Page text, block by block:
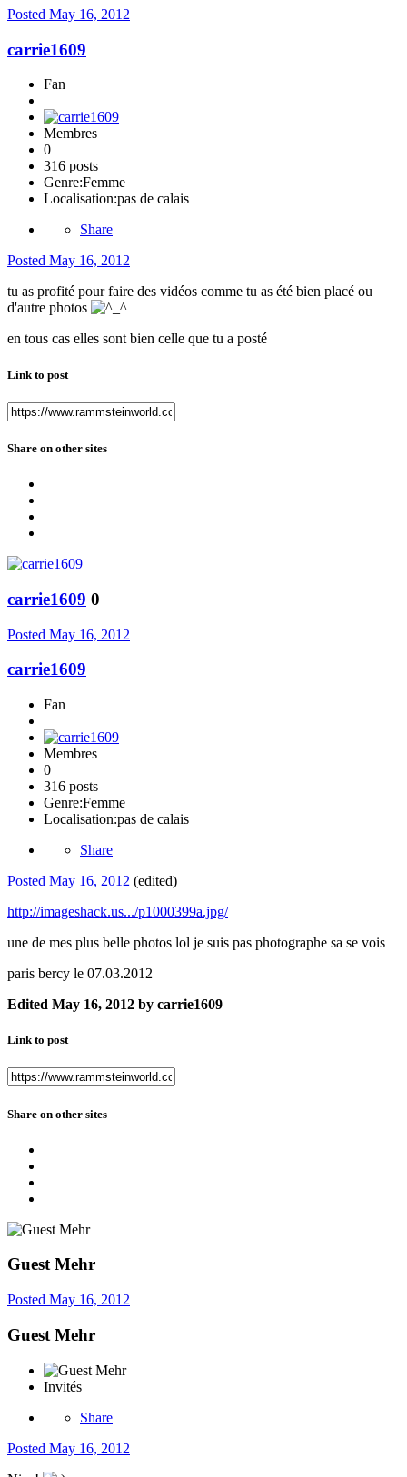
Posted May 16, 2012
carrie1609
Fan
Membres
0
316 posts
Genre:Femme
Localisation:pas de calais
Share
Posted May 16, 2012
tu as profité pour faire des vidéos comme tu as été bien placé ou
d'autre photos
en tous cas elles sont bien celle que tu a posté
Link to post
Share on other sites
carrie1609 0
Posted May 16, 2012
carrie1609
Fan
Membres
0
316 posts
Genre:Femme
Localisation:pas de calais
Share
Posted May 16, 2012 (edited)
http://imageshack.us.../p1000399a.jpg/
une de mes plus belle photos lol je suis pas photographe sa se vois
paris bercy le 07.03.2012
Edited May 16, 2012 by carrie1609
Link to post
Share on other sites
Guest Mehr
Posted May 16, 2012
Guest Mehr
Invités
Share
Posted May 16, 2012